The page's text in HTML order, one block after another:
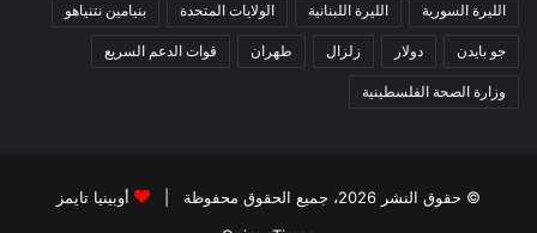
الليرة السورية الليرة اللبنانية الولايات المتحدة بنيامين نتنياهو
جو بايدن دولار زلزال طهران قوات الدعم السريع
وزارة الصحة الفلسطينية
© حقوق النشر 2026، جميع الحقوق محفوظة |
أوبينيا تايمز